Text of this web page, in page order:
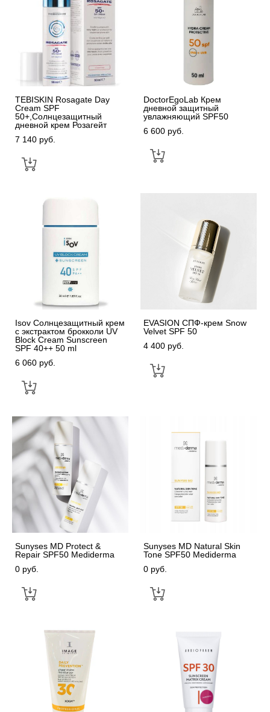
TEBISKIN Rosagate Day
Cream SPF
50+,Солнцезащитный
дневной крем Розагейт
7 140 pуб.
DoctorEgoLab Крем
дневной защитный
увлажняющий SPF50
6 600 pуб.
Isov Солнцезащитный крем
с экстрактом брокколи UV
Block Cream Sunscreen
SPF 40++ 50 ml
6 060 pуб.
EVASION СПФ-крем Snow
Velvet SPF 50
4 400 pуб.
Sunyses MD Protect &
Repair SPF50 Mediderma
0 pуб.
Sunyses MD Natural Skin
Tone SPF50 Mediderma
0 pуб.